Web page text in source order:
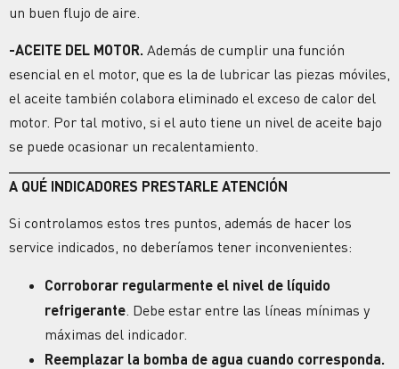
un buen flujo de aire.
-ACEITE DEL MOTOR. Además de cumplir una función
esencial en el motor, que es la de lubricar las piezas móviles,
el aceite también colabora eliminado el exceso de calor del
motor. Por tal motivo, si el auto tiene un nivel de aceite bajo
se puede ocasionar un recalentamiento.
A QUÉ INDICADORES PRESTARLE ATENCIÓN
Si controlamos estos tres puntos, además de hacer los
service indicados, no deberíamos tener inconvenientes:
Corroborar regularmente el nivel de líquido
refrigerante . Debe estar entre las líneas mínimas y
máximas del indicador.
Reemplazar la bomba de agua cuando corresponda.